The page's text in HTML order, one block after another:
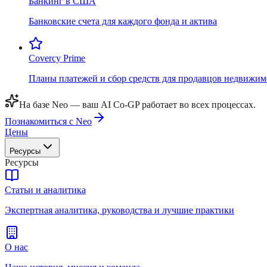
Банковские счета для каждого фонда и актива
Covercy Prime
Планы платежей и сбор средств для продавцов
На базе Neo — ваш AI Co-GP работает во всех процессах.
Познакомиться с Neo
Цены
Ресурсы
Ресурсы
Статьи и аналитика
Экспертная аналитика, руководства и лучшие практики
О нас